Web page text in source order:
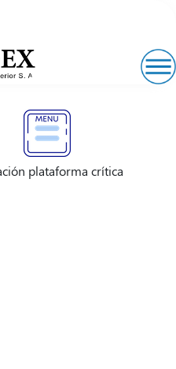
plataforma crítica